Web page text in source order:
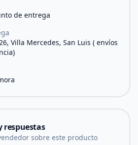
de entrega
Villa Mercedes, San Luis ( envíos
respuestas
sobre este producto